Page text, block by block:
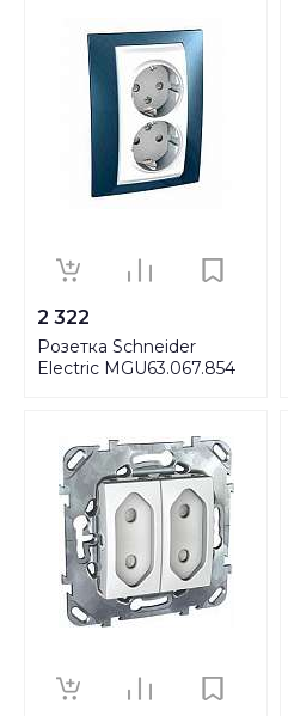
2 322
Розетка Schneider
Electric MGU63.067.854